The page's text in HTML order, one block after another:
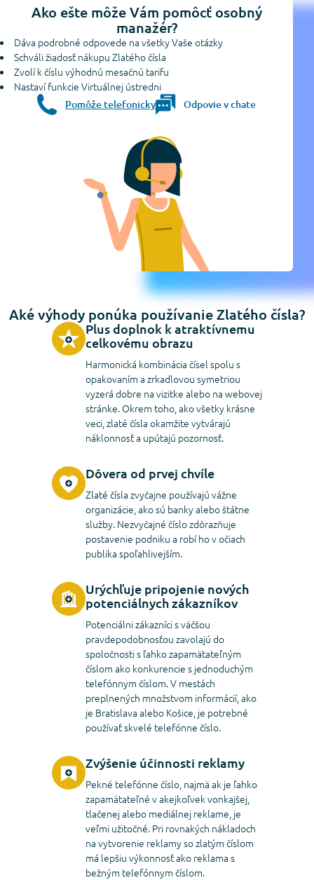
Ako ešte môže Vám pomôcť osobný
manažér?
Dáva podrobné odpovede na všetky Vaše otázky
Schváli žiadosť nákupu Zlatého čísla
Zvolí k číslu výhodnú mesačnú tarifu
Nastaví funkcie Virtuálnej ústredni
Pomôže telefonicky Odpovie v chate
Aké výhody ponúka používanie Zlatého čísla?
Plus doplnok k atraktívnemu
celkovému obrazu
Harmonická kombinácia čísel spolu s
opakovaním a zrkadlovou symetriou
vyzerá dobre na vizitke alebo na webovej
stránke. Okrem toho, ako všetky krásne
veci, zlaté čísla okamžite vytvárajú
náklonnosť a upútajú pozornosť.
Dôvera od prvej chvíle
Zlaté čísla zvyčajne používajú vážne
organizácie, ako sú banky alebo štátne
služby. Nezvyčajné číslo zdôrazňuje
postavenie podniku a robí ho v očiach
publika spoľahlivejším.
Urýchľuje pripojenie nových
potenciálnych zákazníkov
Potenciálni zákazníci s väčšou
pravdepodobnosťou zavolajú do
spoločnosti s ľahko zapamätateľným
číslom ako konkurencie s jednoduchým
telefónnym číslom. V mestách
preplnených množstvom informácií, ako
je Bratislava alebo Košice, je potrebné
používať skvelé telefónne číslo.
Zvýšenie účinnosti reklamy
Pekné telefónne číslo, najmä ak je ľahko
zapamätateľné v akejkoľvek vonkajšej,
tlačenej alebo mediálnej reklame, je
veľmi užitočné. Pri rovnakých nákladoch
na vytvorenie reklamy so zlatým číslom
má lepšiu výkonnosť ako reklama s
bežným telefónnym číslom.